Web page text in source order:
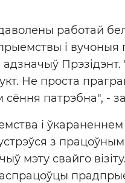
работай
і вучоныя
Не проста
патрэбна", -
і ўкараненнем
з працоўным
мэту свайго